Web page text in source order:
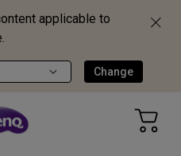
applicable to
Change